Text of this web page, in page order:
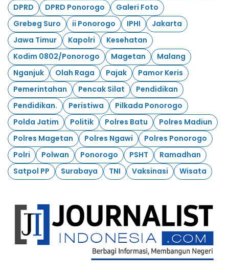
DPRD
DPRD Ponorogo
Galeri Foto
Grebeg Suro
ii Ponorogo IPHI
Jakarta
Jawa Timur
Kapolri
Kesehatan
Kodim 0802/Ponorogo
Magetan
Malang
Nganjuk
Olah Raga Pajak
Pamor Keris
Pemerintahan
Pencak Silat
Pendidikan
Pendidikan.
Peristiwa
Pilkada Ponorogo
Polda Jatim
Politik Polres Batu
Polres Madiun
Polres Magetan
Polres Ngawi
Polres Ponorogo
Polri
Polwan Ponorogo PSHT
Ramadhan
Satpol PP
Surabaya TNI Vaksinasi Wisata